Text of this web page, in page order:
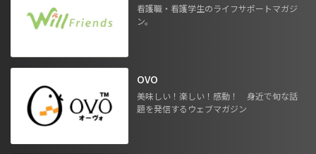
看護職・看護学生のライフサポートマガジ
ン。
OVO
美味しい！楽しい！感動！ 身近で旬な話
題を発信するウェブマガジン